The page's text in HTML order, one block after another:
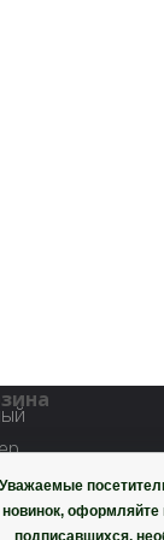
семян магазина
Уважаемые
новинок,